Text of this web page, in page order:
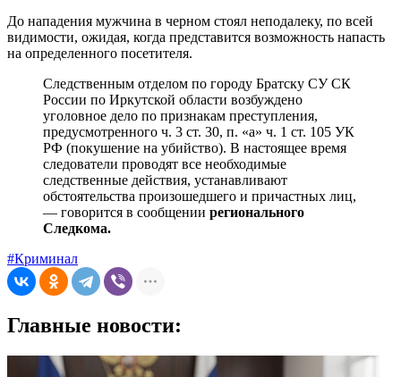
До нападения мужчина в черном стоял неподалеку, по всей
видимости, ожидая, когда представится возможность напасть
на определенного посетителя.
Следственным отделом по городу Братску СУ СК
России по Иркутской области возбуждено
уголовное дело по признакам преступления,
предусмотренного ч. 3 ст. 30, п. «а» ч. 1 ст. 105 УК
РФ (покушение на убийство). В настоящее время
следователи проводят все необходимые
следственные действия, устанавливают
обстоятельства произошедшего и причастных лиц,
— говорится в сообщении регионального
Следкома.
#Криминал
Главные новости: